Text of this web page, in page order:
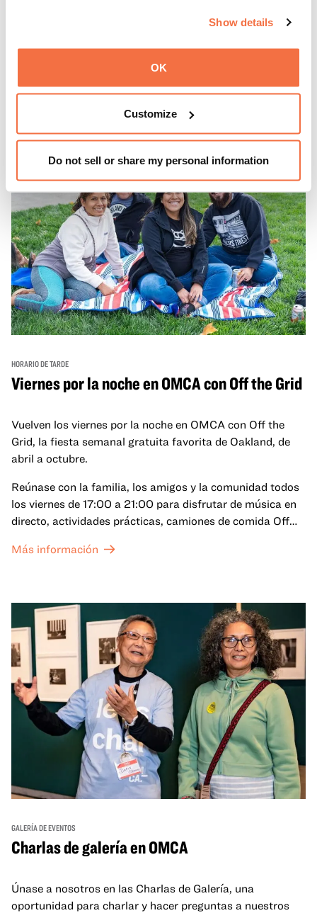
Show details
OK
Customize
Do not sell or share my personal information
Disfruta de ThursDates en el OMCA: tu cita semanal en el
podrás disfrutar de bebidas y aperitivos con música de
fondo, o explora las galerías, que cobran vida por la noche
con una mezcla de actuaciones improvisadas, charlas,
adultos!
Más información
HORARIO DE TARDE
Viernes por la noche en OMCA con Off the Grid
Vuelven los viernes por la noche en OMCA con Off the
Grid, la fiesta semanal gratuita favorita de Oakland, de
abril a octubre.
Reúnase con la familia, los amigos y la comunidad todos
los viernes de 17:00 a 21:00 para disfrutar de música en
directo, actividades prácticas, camiones de comida Off
exposiciones especiales, con una
Más información
GALERÍA DE EVENTOS
Charlas de galería en OMCA
Únase a nosotros en las Charlas de Galería, una
oportunidad para charlar y hacer preguntas a nuestros